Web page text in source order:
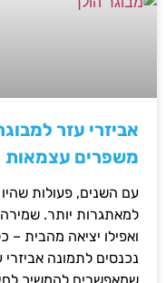
אביזרי עזר
משפרים עצמאות
עם השנים, פעולות
למאתגרות יותר.
ואפילו יציאה מהבית –
נכנסים לתמונה אביזרי
שמאפשרים להמשיך